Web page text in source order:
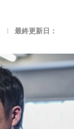
最終更新日：